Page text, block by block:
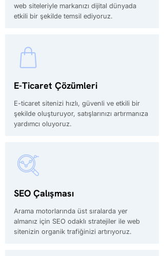
web siteleriyle markanızı dijital dünyada
etkili bir şekilde temsil ediyoruz.
E-Ticaret Çözümleri
E-ticaret sitenizi hızlı, güvenli ve etkili bir
şekilde oluşturuyor, satışlarınızı artırmanıza
yardımcı oluyoruz.
SEO Çalışması
Arama motorlarında üst sıralarda yer
almanız için SEO odaklı stratejiler ile web
sitenizin organik trafiğinizi artırıyoruz.